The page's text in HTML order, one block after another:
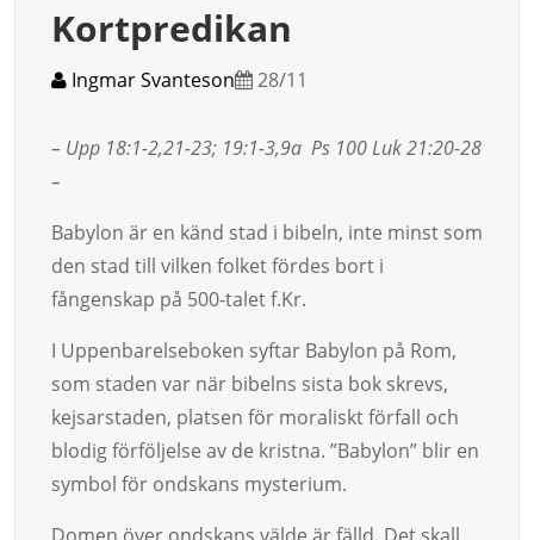
Kortpredikan
Ingmar Svanteson 28/11
– Upp 18:1-2,21-23; 19:1-3,9a Ps 100 Luk 21:20-28
–
Babylon är en känd stad i bibeln, inte minst som
den stad till vil­ken fol­ket fördes bort i
fångenskap på 500-talet f.Kr.
I Up­penbarelseboken syftar Babylon på Rom,
som staden var när bi­belns sista bok skrevs,
kejsarstaden, plat­sen för moraliskt förfall och
blodig för­föl­jelse av de kristna. ”Babylon” blir en
sym­­­bol för ond­skans mys­terium.